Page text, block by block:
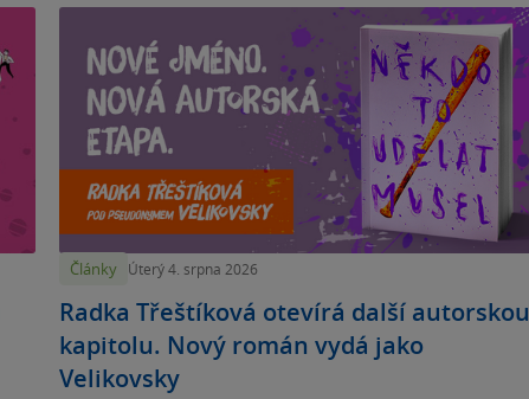
Články Úterý 4. srpna 2026
Radka Třeštíková otevírá další autorskou
kapitolu. Nový román vydá jako
Velikovsky